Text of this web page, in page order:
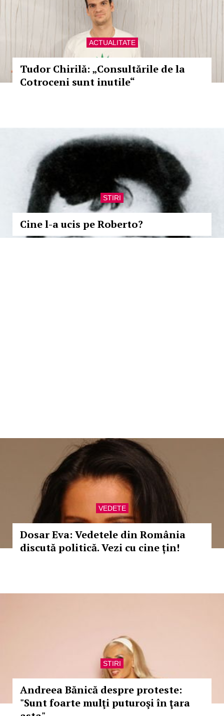
ACTUALITATE
Tudor Chirilă: „Consultările de la
Cotroceni sunt inutile“
STIRI
Cine l-a ucis pe Roberto?
VEDETE
Dosar Eva: Vedetele din România
discută politică. Vezi cu cine țin!
STIRI
Andreea Bănică despre proteste:
"Sunt foarte mulţi puturoşi în ţara